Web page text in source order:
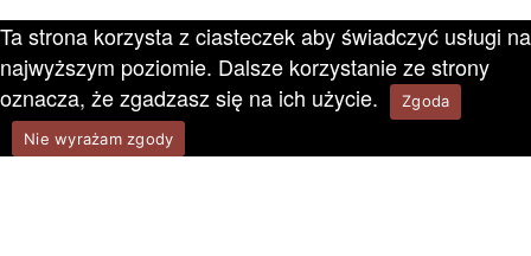
Ta strona korzysta z ciasteczek aby świadczyć usługi na
najwyższym poziomie. Dalsze korzystanie ze strony
oznacza, że zgadzasz się na ich użycie.
Zgoda
Nie wyrażam zgody